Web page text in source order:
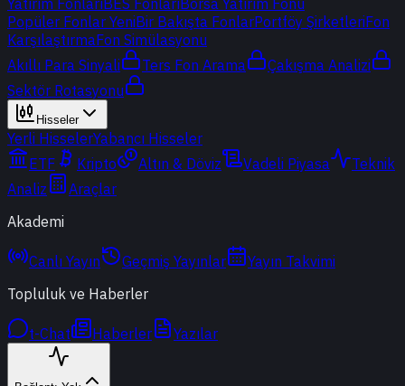
Yatırım FonlarıBES FonlarıBorsa Yatırım Fonu
Popüler Fonlar YeniBir Bakışta FonlarPortföy ŞirketleriFon
KarşılaştırmaFon Simülasyonu
Akıllı Para Sinyali
Ters Fon Arama
Çakışma Analizi
Sektör Rotasyonu
Hisseler
Yerli HisselerYabancı Hisseler
ETF
Kripto Altın & Döviz Vadeli Piyasa
Teknik
Analiz
Araçlar
Akademi
Canlı Yayın Geçmiş Yayınlar
Yayın Takvimi
Topluluk ve Haberler
t-Chat Haberler Yazılar